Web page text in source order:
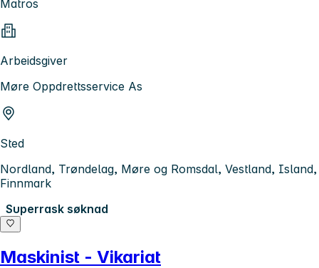
Matros
Arbeidsgiver
Møre Oppdrettsservice As
Sted
Nordland, Trøndelag, Møre og Romsdal, Vestland, Island,
Finnmark
Superrask søknad
Maskinist - Vikariat